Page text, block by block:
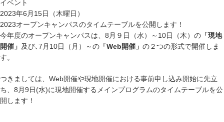
イベント
2023年6月15日（木曜日）
2023オープンキャンパスのタイムテーブルを公開します！
今年度のオープンキャンパスは、8月９日（水）～10日（木）の 「現地
開催」 及び､7月10日（月）～の 「Web開催」 の２つの形式で開催しま
す。
つきましては、Web開催や現地開催における事前申し込み開始に先立
ち、8月9日(水)に現地開催するメインプログラムのタイムテーブルを公
開します！